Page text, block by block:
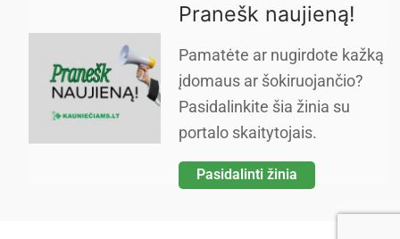
Pranešk naujieną!
Pamatėte ar nugirdote kažką
įdomaus ar šokiruojančio?
Pasidalinkite šia žinia su
portalo skaitytojais.
Pasidalinti žinia